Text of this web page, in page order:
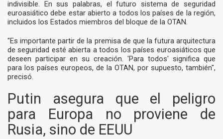
indivisible. En sus palabras, el futuro sistema de seguridad
euroasiático debe estar abierto a todos los países de la región,
incluidos los Estados miembros del bloque de la OTAN.
"Es importante partir de la premisa de que la futura arquitectura
de seguridad esté abierta a todos los países euroasiáticos que
deseen participar en su creación. 'Para todos' significa que
para los países europeos, de la OTAN, por supuesto, también",
precisó.
Putin asegura que el peligro
para Europa no proviene de
Rusia, sino de EEUU